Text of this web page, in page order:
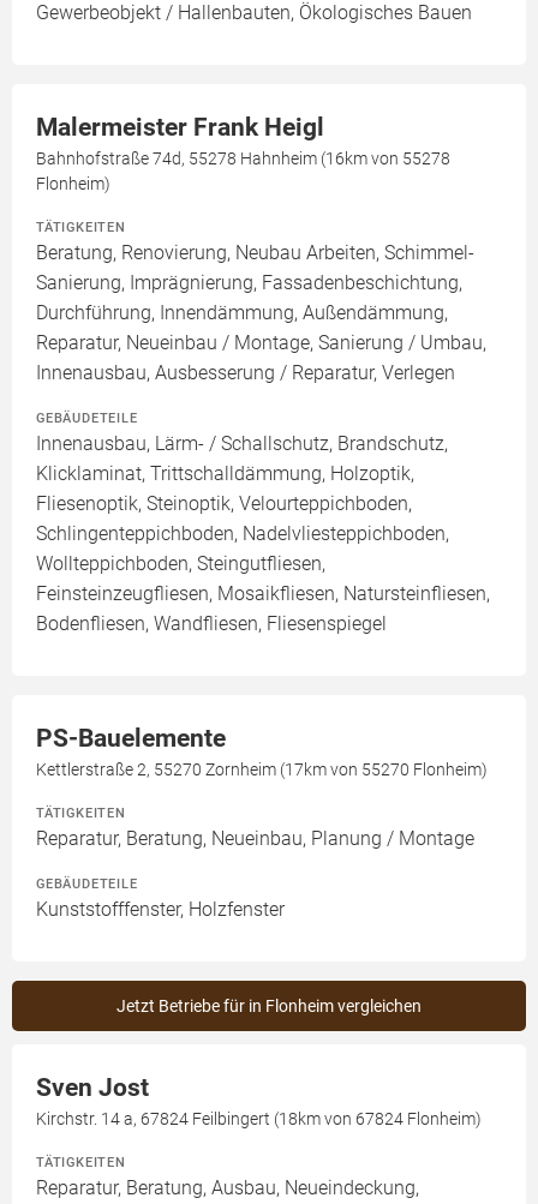
Gewerbeobjekt / Hallenbauten, Ökologisches Bauen
Malermeister Frank Heigl
Bahnhofstraße 74d, 55278 Hahnheim (16km von 55278
Flonheim)
TÄTIGKEITEN
Beratung, Renovierung, Neubau Arbeiten, Schimmel-
Sanierung, Imprägnierung, Fassadenbeschichtung,
Durchführung, Innendämmung, Außendämmung,
Reparatur, Neueinbau / Montage, Sanierung / Umbau,
Innenausbau, Ausbesserung / Reparatur, Verlegen
GEBÄUDETEILE
Innenausbau, Lärm- / Schallschutz, Brandschutz,
Klicklaminat, Trittschalldämmung, Holzoptik,
Fliesenoptik, Steinoptik, Velourteppichboden,
Schlingenteppichboden, Nadelvliesteppichboden,
Wollteppichboden, Steingutfliesen,
Feinsteinzeugfliesen, Mosaikfliesen, Natursteinfliesen,
Bodenfliesen, Wandfliesen, Fliesenspiegel
PS-Bauelemente
Kettlerstraße 2, 55270 Zornheim (17km von 55270 Flonheim)
TÄTIGKEITEN
Reparatur, Beratung, Neueinbau, Planung / Montage
GEBÄUDETEILE
Kunststofffenster, Holzfenster
Jetzt Betriebe für in Flonheim vergleichen
Sven Jost
Kirchstr. 14 a, 67824 Feilbingert (18km von 67824 Flonheim)
TÄTIGKEITEN
Reparatur, Beratung, Ausbau, Neueindeckung,